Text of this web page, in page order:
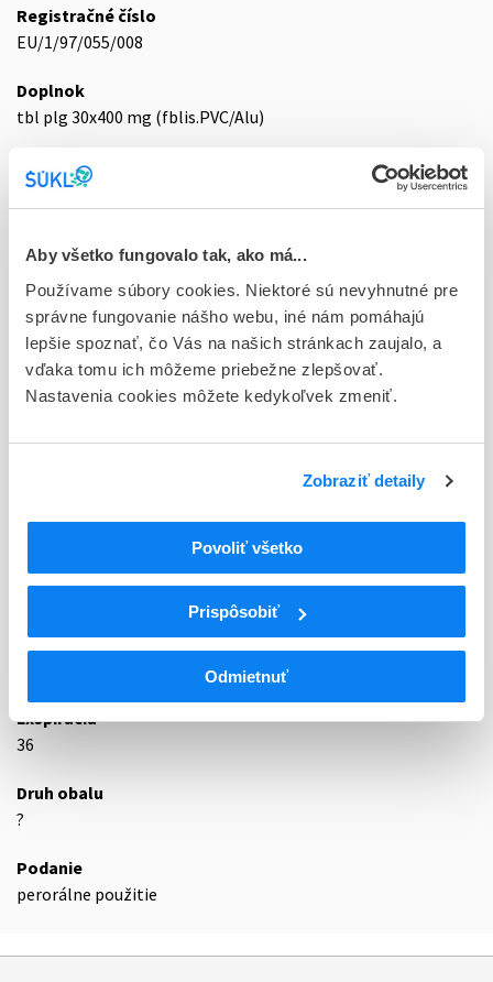
Aby všetko fungovalo tak, ako má...
Používame súbory cookies. Niektoré sú nevyhnutné pre
správne fungovanie nášho webu, iné nám pomáhajú
lepšie spoznať, čo Vás na našich stránkach zaujalo, a
vďaka tomu ich môžeme priebežne zlepšovať.
Nastavenia cookies môžete kedykoľvek zmeniť.
Zobraziť detaily
Povoliť všetko
Prispôsobiť
Odmietnuť
Registračné číslo
EU/1/97/055/008
Doplnok
tbl plg 30x400 mg (fblis.PVC/Alu)
Stav
E - EU registrácia
Európska
Držiteľ, krajina
Boehringer Ingelheim International GmbH, Nemecko
Indikačná skupina
ANTIINFEKTÍVA NA SYSTÉMOVÉ POUŽITIE
Priamo pôsobiace antivirotiká
J05AG
transkriptázy
Nevirapín
Exspirácia
36
Druh obalu
?
Podanie
perorálne použitie